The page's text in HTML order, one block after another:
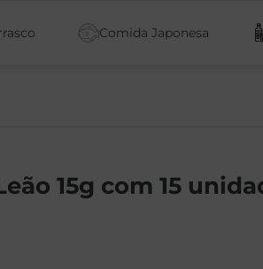
Comida Japonesa
15g com 15